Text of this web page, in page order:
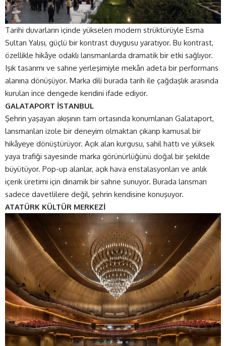
Tarihi duvarların içinde yükselen modern strüktürüyle Esma
Sultan Yalısı, güçlü bir kontrast duygusu yaratıyor. Bu kontrast,
özellikle hikâye odaklı lansmanlarda dramatik bir etki sağlıyor.
Işık tasarımı ve sahne yerleşimiyle mekân adeta bir performans
alanına dönüşüyor. Marka dili burada tarih ile çağdaşlık arasında
kurulan ince dengede kendini ifade ediyor.
GALATAPORT İSTANBUL
Şehrin yaşayan akışının tam ortasında konumlanan Galataport,
lansmanları izole bir deneyim olmaktan çıkarıp kamusal bir
hikâyeye dönüştürüyor. Açık alan kurgusu, sahil hattı ve yüksek
yaya trafiği sayesinde marka görünürlüğünü doğal bir şekilde
büyütüyor. Pop-up alanlar, açık hava enstalasyonları ve anlık
içerik üretimi için dinamik bir sahne sunuyor. Burada lansman
sadece davetlilere değil, şehrin kendisine konuşuyor.
ATATÜRK KÜLTÜR MERKEZİ